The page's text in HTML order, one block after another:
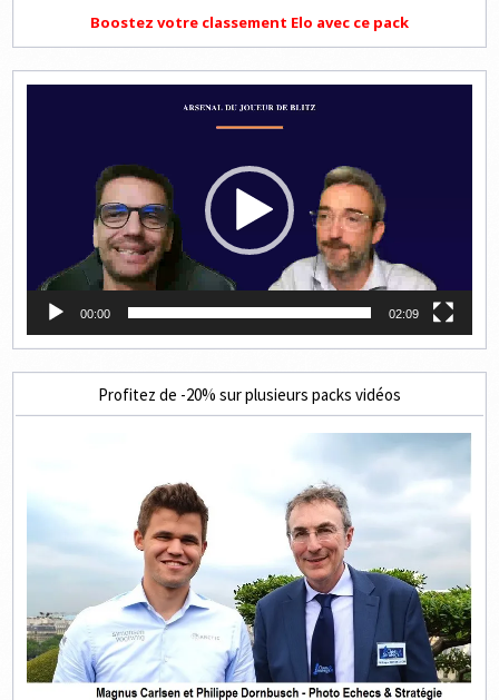
Boostez votre classement Elo avec ce pack
00:00 02:09
Profitez de -20% sur plusieurs packs vidéos